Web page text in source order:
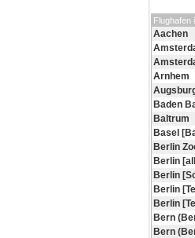
Flughafen
Aachen
Arnhem
Baden
Baltrum
Basel
Berlin
Berlin
Berlin
Berlin
Berlin
Bern
Bern